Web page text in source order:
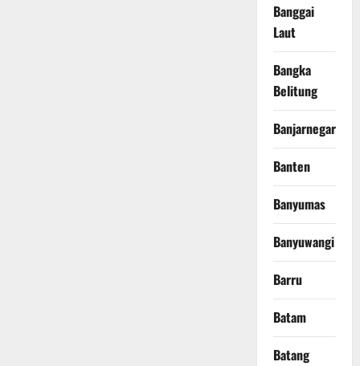
Banggai
Laut
Bangka
Belitung
Banjarnegara
Banten
Banyumas
Banyuwangi
Barru
Batam
Batang